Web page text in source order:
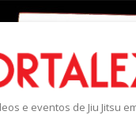
e eventos de Jiu Jitsu